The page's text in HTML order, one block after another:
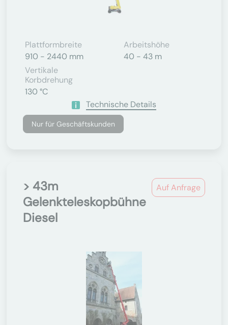
Plattformbreite
910 - 2440 mm
Arbeitshöhe
40 - 43 m
Vertikale
Korbdrehung
130 °C
Technische Details
Nur für Geschäftskunden
Auf Anfrage
> 43m
Gelenkteleskopbühne
Diesel